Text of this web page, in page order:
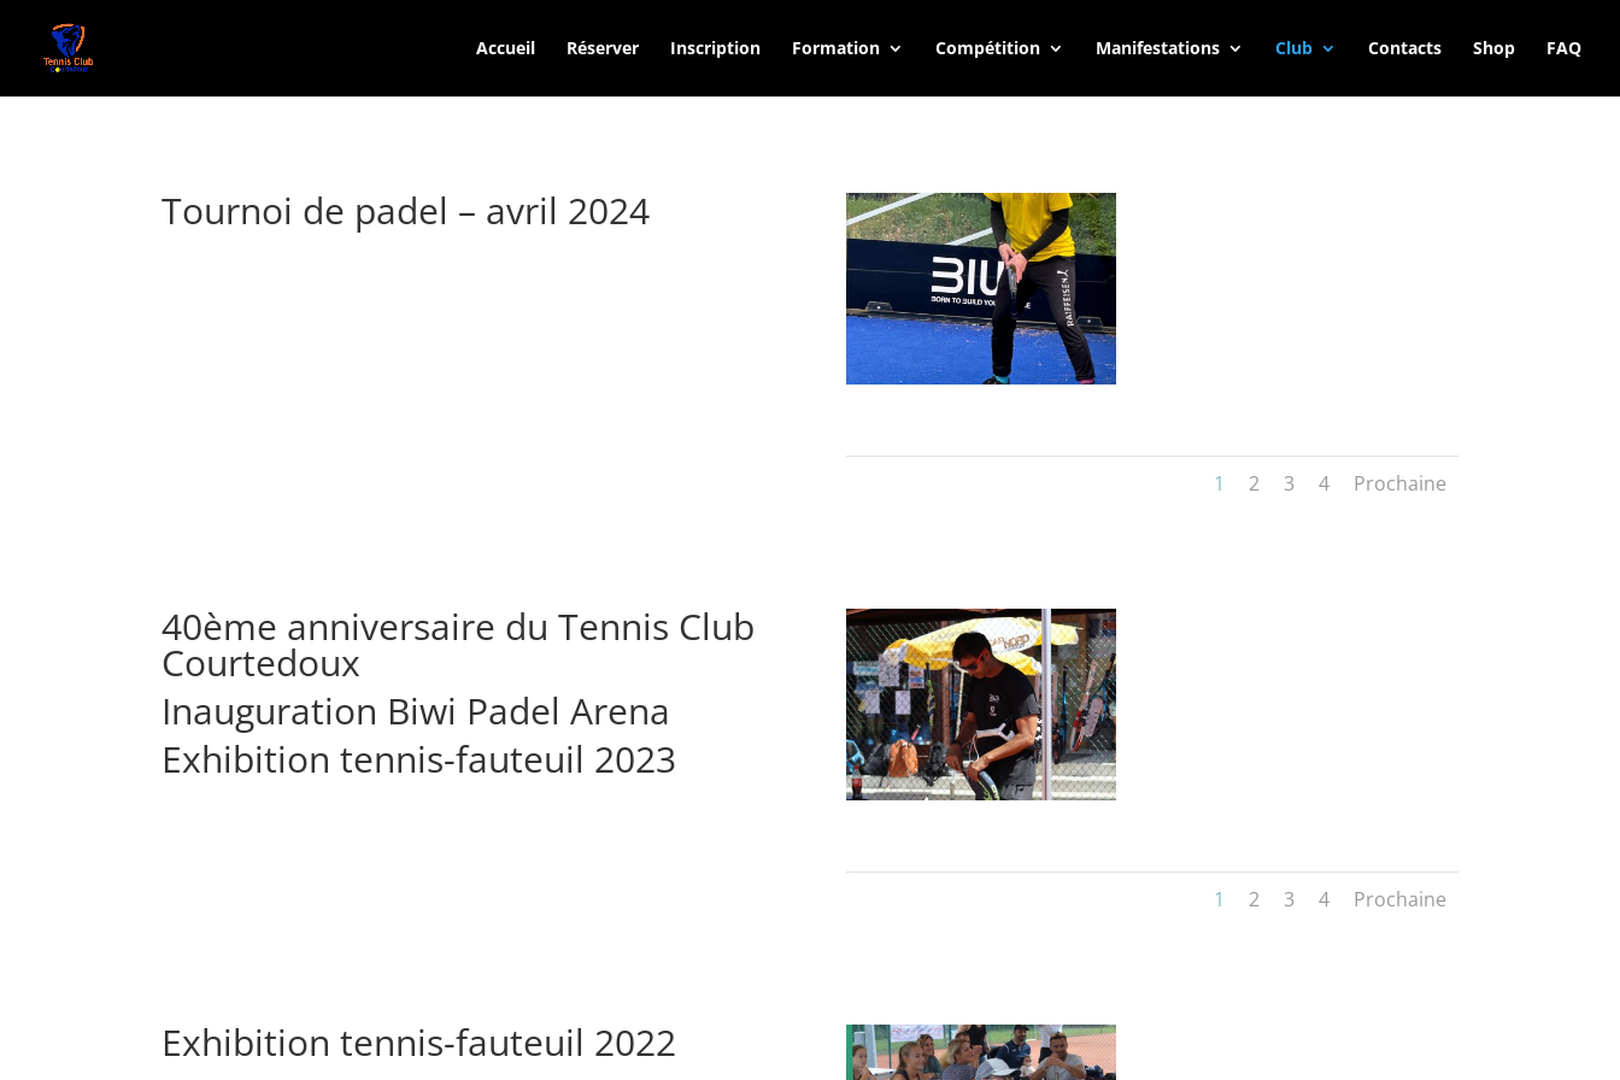
Accueil Réserver Inscription Formation Compétition Manifestations Club Contacts Shop FAQ
Tournoi de padel – avril 2024
1 2 3 4 Prochaine
40ème anniversaire du Tennis Club
Courtedoux
Inauguration Biwi Padel Arena
Exhibition tennis-fauteuil 2023
1 2 3 4 Prochaine
Exhibition tennis-fauteuil 2022